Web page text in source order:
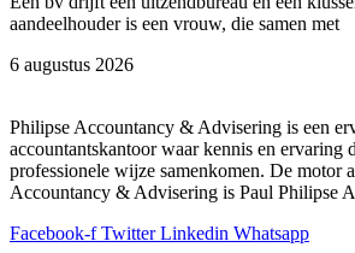
aandeelhouder is een vrouw, die samen met
6 augustus 2026
Philipse Accountancy & Advisering is een
accountantskantoor waar kennis en ervaring
professionele wijze samenkomen. De motor
Accountancy & Advisering is Paul Philipse
Facebook-f Twitter Linkedin Whatsapp